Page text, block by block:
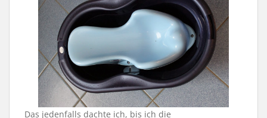
Das jedenfalls dachte ich, bis ich die